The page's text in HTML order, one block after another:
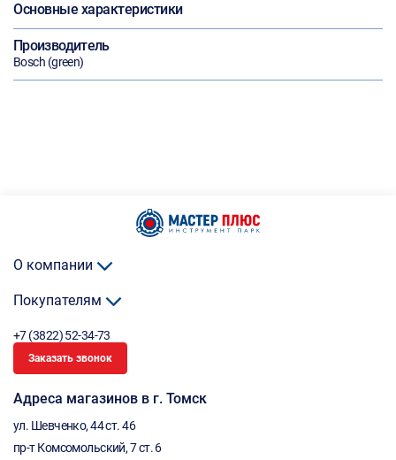
Основные характеристики
Производитель
Bosch (green)
О компании
Покупателям
+7 (3822) 52-34-73
Заказать звонок
Адреса магазинов в г. Томск
ул. Шевченко, 44 ст. 46
пр-т Комсомольский, 7 ст. 6